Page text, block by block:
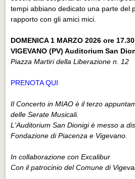
tempi abbiano dedicato una parte del
rapporto con gli amici mici.
DOMENICA 1 MARZO 2026 ore 17.30
VIGEVANO (PV) Auditorium San
Piazza Martiri della Liberazione n. 12
PRENOTA QUI
Il Concerto in MIAO è il terzo
delle Serate Musicali.
L'Auditorium San Dionigi è messo a
Fondazione di Piacenza e Vigevano.
In collaborazione con Excalibur
Con il patrocinio del Comune di